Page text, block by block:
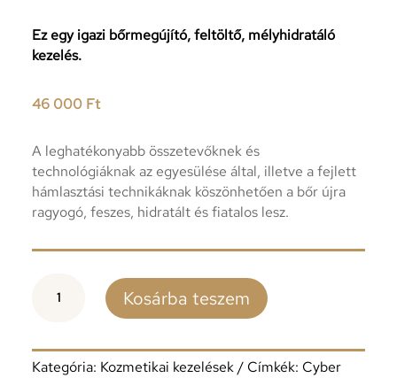
Ez egy igazi bőrmegújító, feltöltő, mélyhidratáló
kezelés.
46 000 Ft
A leghatékonyabb összetevőknek és
technológiáknak az egyesülése által, illetve a fejlett
hámlasztási technikáknak köszönhetően a bőr újra
ragyogó, feszes, hidratált és fiatalos lesz.
AGEING
Kosárba teszem
Kategória: Kozmetikai kezelések Címkék: Cyber